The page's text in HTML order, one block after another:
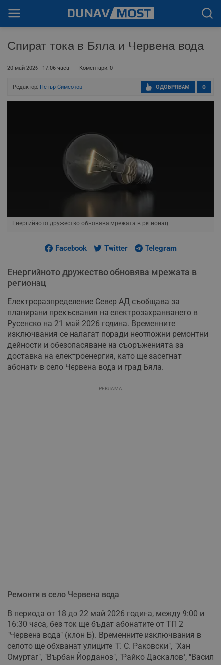
Спират тока в Бяла и Червена вода
20 май 2026 - 17:06 часа Коментари: 0
Редактор: Петър Симеонов 0
ОДОБРЯВАМ
Енергийното дружество обновява мрежата в регионац
Facebook Twitter Telegram
Енергийното дружество обновява мрежата в
регионац
Електроразпределение Север АД съобщава за
планирани прекъсвания на електрозахранването в
Русенско на 21 май 2026 година. Временните
изключвания се налагат поради неотложни ремонтни
дейности и обезопасяване на съоръженията за
доставка на електроенергия, като ще засегнат
абонати в село Червена вода и град Бяла.
РЕКЛАМА
Ремонти в село Червена вода
В периода от 18 до 22 май 2026 година, между 9:00 и
16:30 часа, без ток ще бъдат абонатите от ТП 2
"Червена вода" (клон Б). Временните изключвания в
селото ще обхванат улиците "Г. С. Раковски", "Хан
Омуртаг", "Върбан Йорданов", "Райко Даскалов", "Васил